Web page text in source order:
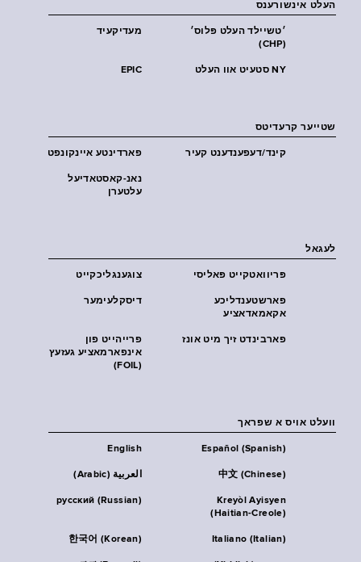
העלט אינשורענס
מעדיקעיד
׳טשיילד העלט פּלוס׳
(CHP)
EPIC NY סטעיט אוו העלט
שטייער קרעדיטס
פארדינטע איינקונפט קינד/דעפענדענט קעיר
נאנ-קאסטאדיעל
עלטערן
לעגאל
צוגענגליכקייט פּריוואטקייט פּאליסי
דיסקלעימער
פארשטענדליכע
אקאמאדאציע
פרייהייט פון
אינפארמאציע געזעץ
(FOIL)
פארבינדט זיך מיט אונז
וועלט אויס א שפראך
English Español (Spanish)
العربية (Arabic) 中文 (Chinese)
русский (Russian)
Kreyòl Ayisyen
(Haitian-Creole)
한국어 (Korean) Italiano (Italian)